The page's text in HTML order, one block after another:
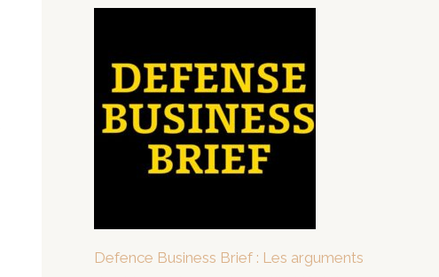
Defence Business Brief : Les arguments